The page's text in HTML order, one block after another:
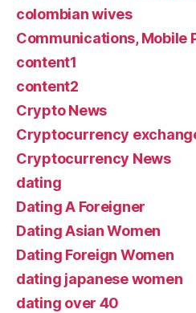
colombian wives
Communications, Mobile
content1
content2
Crypto News
Cryptocurrency
Cryptocurrency News
dating
Dating A Foreigner
Dating Asian Women
Dating Foreign Women
dating japanese women
dating over 40